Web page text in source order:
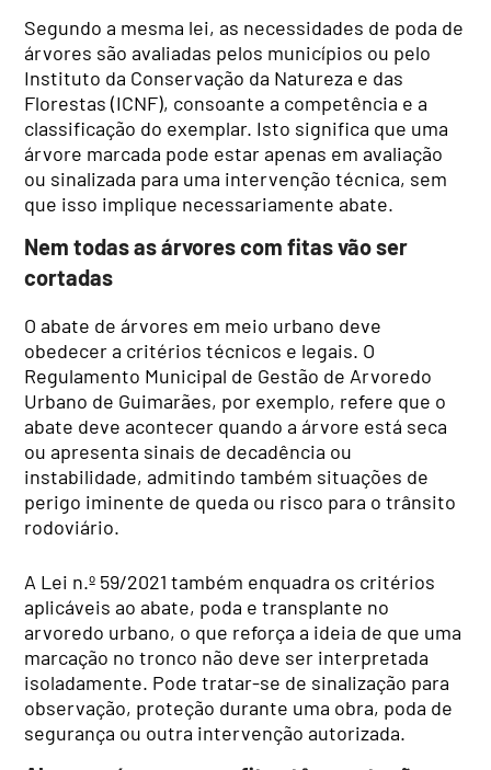
Segundo a mesma lei, as necessidades de poda de
árvores são avaliadas pelos municípios ou pelo
Instituto da Conservação da Natureza e das
Florestas (ICNF), consoante a competência e a
classificação do exemplar. Isto significa que uma
árvore marcada pode estar apenas em avaliação
ou sinalizada para uma intervenção técnica, sem
que isso implique necessariamente abate.
Nem todas as árvores com fitas vão ser
cortadas
O abate de árvores em meio urbano deve
obedecer a critérios técnicos e legais. O
Regulamento Municipal de Gestão de Arvoredo
Urbano de Guimarães, por exemplo, refere que o
abate deve acontecer quando a árvore está seca
ou apresenta sinais de decadência ou
instabilidade, admitindo também situações de
perigo iminente de queda ou risco para o trânsito
rodoviário.
A Lei n.º 59/2021 também enquadra os critérios
aplicáveis ao abate, poda e transplante no
arvoredo urbano, o que reforça a ideia de que uma
marcação no tronco não deve ser interpretada
isoladamente. Pode tratar-se de sinalização para
observação, proteção durante uma obra, poda de
segurança ou outra intervenção autorizada.